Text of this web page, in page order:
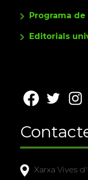
Programa
Editorials
Xarxa Vives